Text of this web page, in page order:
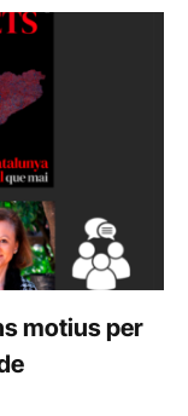
motius per